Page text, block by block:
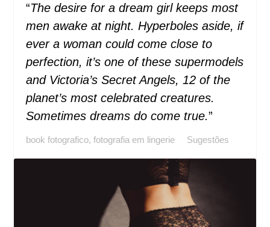
“The desire for a dream girl keeps most
men awake at night. Hyperboles aside, if
ever a woman could come close to
perfection, it’s one of these supermodels
and Victoria’s Secret Angels, 12 of the
planet’s most celebrated creatures.
Sometimes dreams do come true.”
book fotografico,fotografia em lingerie Sugestões